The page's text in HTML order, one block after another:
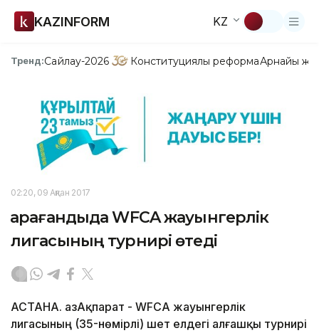
KAZINFORM KZ
Тренд:Сайлау-2026 Конституциялық реформаАрнайы
02:20, 09 Ақпан 2017
Қарағандыда WFCA жауынгерлік
лигасының турнирі өтеді
АСТАНА. ҚазАқпарат - WFCA жауынгерлік
лигасының (35-нөмірлі) шет елдегі алғашқы турнирі